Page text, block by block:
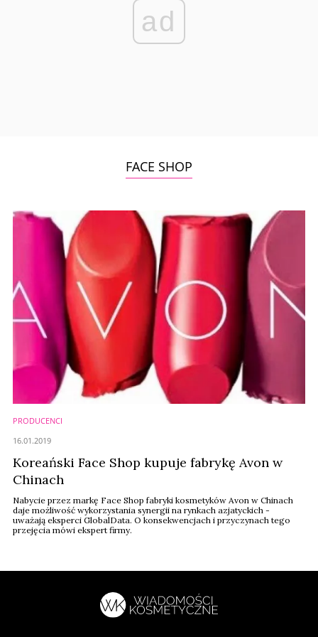
ad
FACE SHOP
PRODUCENCI
Koreański Face Shop kupuje fabrykę Avon w
Chinach
Nabycie przez markę Face Shop fabryki kosmetyków Avon w Chinach
daje możliwość wykorzystania synergii na rynkach azjatyckich -
uważają eksperci GlobalData. O konsekwencjach i przyczynach tego
przejęcia mówi ekspert firmy.
16.01.2019